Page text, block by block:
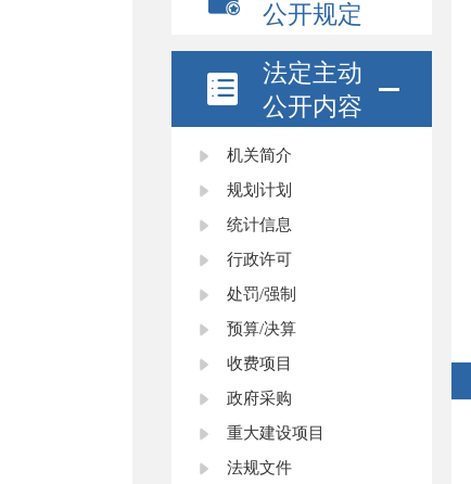
公开规定
法定主动
公开内容
机关简介
规划计划
统计信息
行政许可
处罚/强制
预算/决算
收费项目
政府采购
重大建设项目
法规文件